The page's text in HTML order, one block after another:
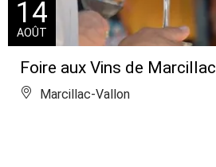
Foire aux Vins de Marcillac
14
AOÛT
Marcillac-Vallon